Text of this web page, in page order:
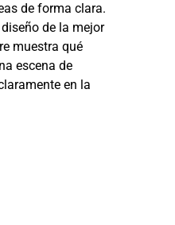
de forma clara.
de la mejor
muestra qué
escena de
en la